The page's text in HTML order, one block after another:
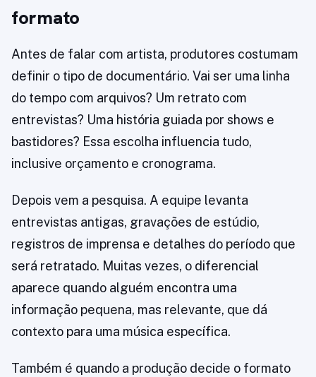
formato
Antes de falar com artista, produtores costumam
definir o tipo de documentário. Vai ser uma linha
do tempo com arquivos? Um retrato com
entrevistas? Uma história guiada por shows e
bastidores? Essa escolha influencia tudo,
inclusive orçamento e cronograma.
Depois vem a pesquisa. A equipe levanta
entrevistas antigas, gravações de estúdio,
registros de imprensa e detalhes do período que
será retratado. Muitas vezes, o diferencial
aparece quando alguém encontra uma
informação pequena, mas relevante, que dá
contexto para uma música específica.
Também é quando a produção decide o formato